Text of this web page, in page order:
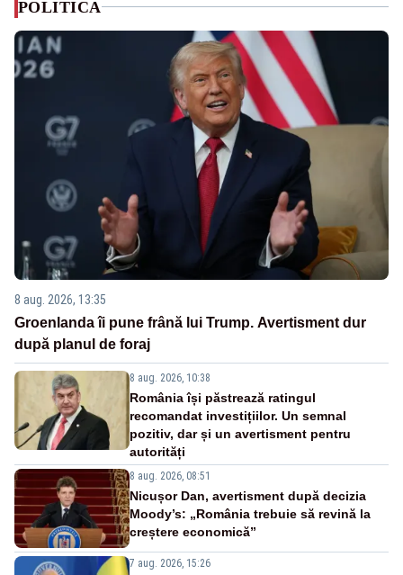
POLITICA
8 aug. 2026, 13:35
Groenlanda îi pune frână lui Trump. Avertisment dur
după planul de foraj
8 aug. 2026, 10:38
România își păstrează ratingul
recomandat investițiilor. Un semnal
pozitiv, dar și un avertisment pentru
autorități
8 aug. 2026, 08:51
Nicușor Dan, avertisment după decizia
Moody’s: „România trebuie să revină la
creștere economică”
7 aug. 2026, 15:26